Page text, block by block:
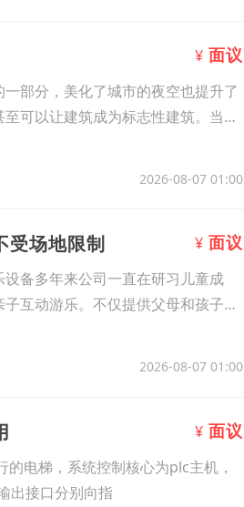
¥ 面议
部分，美化了城市的夜空也提升了
可以让建筑成为标志性建筑。当然
2026-08-07 01:00
受场地限制 ¥ 面议
备多年来公司一直在研习儿童成
互动游乐。不仅提供父母和孩子间
2026-08-07 01:00
¥ 面议
的电梯，系统控制核心为plc主机，
出接口分别向指